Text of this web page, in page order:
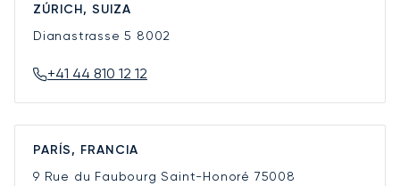
ZÚRICH, SUIZA
Dianastrasse 5 8002
+41 44 810 12 12
PARÍS, FRANCIA
9 Rue du Faubourg Saint-Honoré 75008